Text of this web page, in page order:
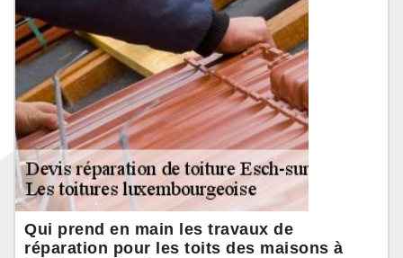
Qui prend en main les travaux de
réparation pour les toits des maisons à